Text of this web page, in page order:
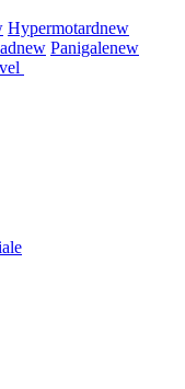
Hypermotardnew
new Panigalenew